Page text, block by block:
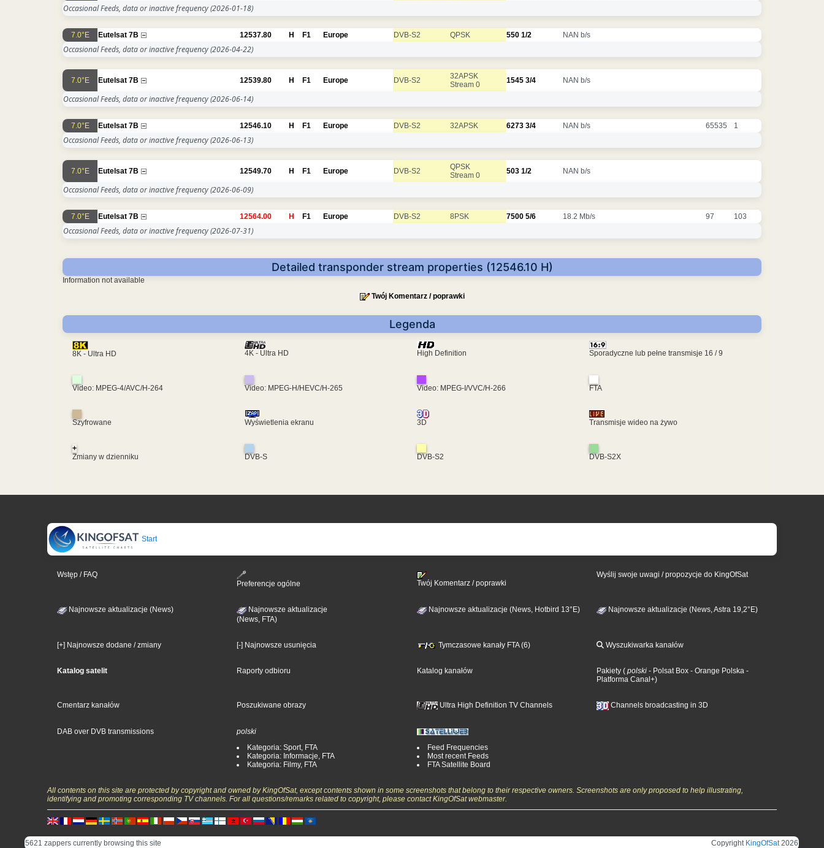
Occasional Feeds, data or inactive frequency(2026-01-18)
7.0°E Eutelsat 7B 12537.80 H F1 Europe DVB-S2 QPSK 550 1/2 NAN b/s
Occasional Feeds, data or inactive frequency(2026-04-22)
7.0°E Eutelsat 7B 12539.80 H F1 Europe DVB-S2
32APSK
Stream 0
1545 3/4 NAN b/s
Occasional Feeds, data or inactive frequency(2026-06-14)
7.0°E Eutelsat 7B 12546.10 H F1 Europe DVB-S2 32APSK 6273 3/4 NAN b/s 65535 1
Occasional Feeds, data or inactive frequency(2026-06-13)
7.0°E Eutelsat 7B 12549.70 H F1 Europe DVB-S2
QPSK
Stream 0
503 1/2 NAN b/s
Occasional Feeds, data or inactive frequency(2026-06-09)
7.0°E Eutelsat 7B 12564.00 H F1 Europe DVB-S2 8PSK 7500 5/6 18.2 Mb/s 97 103
Occasional Feeds, data or inactive frequency(2026-07-31)
Detailed transponder stream properties (12546.10 H)
Information not available
Twój Komentarz / poprawki
Legenda
8K - Ultra HD 4K - Ultra HD High Definition Sporadyczne lub pełne transmisje 16 / 9
Video: MPEG-4/AVC/H-264 Video: MPEG-H/HEVC/H-265 Video: MPEG-I/VVC/H-266 FTA
Szyfrowane Wyświetlenia ekranu 3D Transmisje wideo na żywo
+
Zmiany w dzienniku
DVB-S DVB-S2 DVB-S2X
Start
Wstęp / FAQ
Preferencje ogólne
Twój Komentarz / poprawki
Wyślij swoje uwagi / propozycje do KingOfSat
Najnowsze aktualizacje (News)
Najnowsze aktualizacje
(News, FTA)
Najnowsze aktualizacje (News, Hotbird 13°E) Najnowsze aktualizacje (News, Astra 19,2°E)
[+] Najnowsze dodane / zmiany [-] Najnowsze usunięcia Tymczasowe kanały FTA (6) Wyszukiwarka kanałów
Katalog satelit Raporty odbioru Katalog kanałów Pakiety ( polski - Polsat Box - Orange Polska -
Platforma Canal+)
Cmentarz kanałów Poszukiwane obrazy Ultra High Definition TV Channels Channels broadcasting in 3D
DAB over DVB transmissions
polski
Kategoria: Sport, FTA
Kategoria: Informacje, FTA
Kategoria: Filmy, FTA
Feed Frequencies
Most recent Feeds
FTA Satellite Board
All contents on this site are protected by copyright and owned by KingOfSat, except contents shown in some screenshots that belong to their respective owners. Screenshots are only proposed to help illustrating,
identifying and promoting corresponding TV channels. For all questions/remarks related to copyright, please contact KingOfSat webmaster.
5621 zappers currently browsing this site Copyright KingOfSat2026